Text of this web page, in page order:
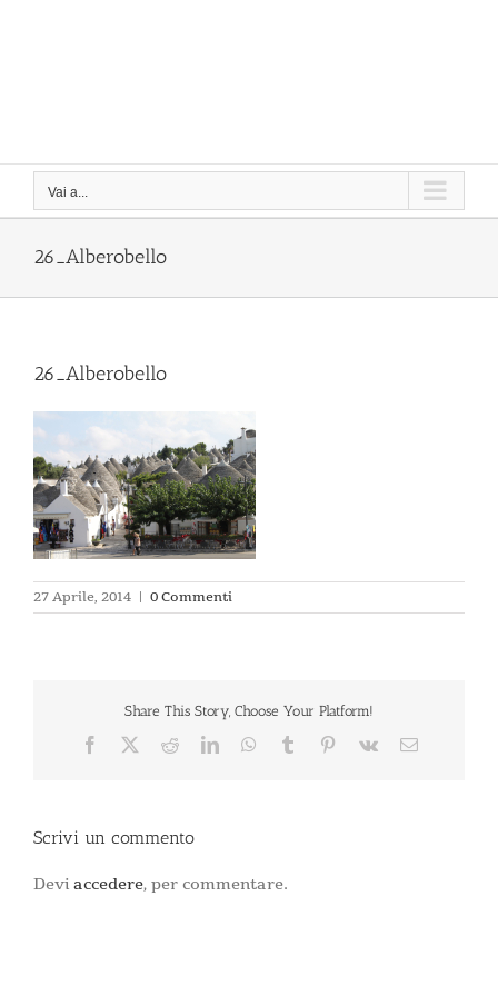
Vai a...
26_Alberobello
26_Alberobello
27 Aprile, 2014 | 0 Commenti
Share This Story, Choose Your Platform!
Facebook RedditLinkedInWhatsApp
Tumblr Pinterest
Vk Email
Scrivi un commento
Devi accedere, per commentare.